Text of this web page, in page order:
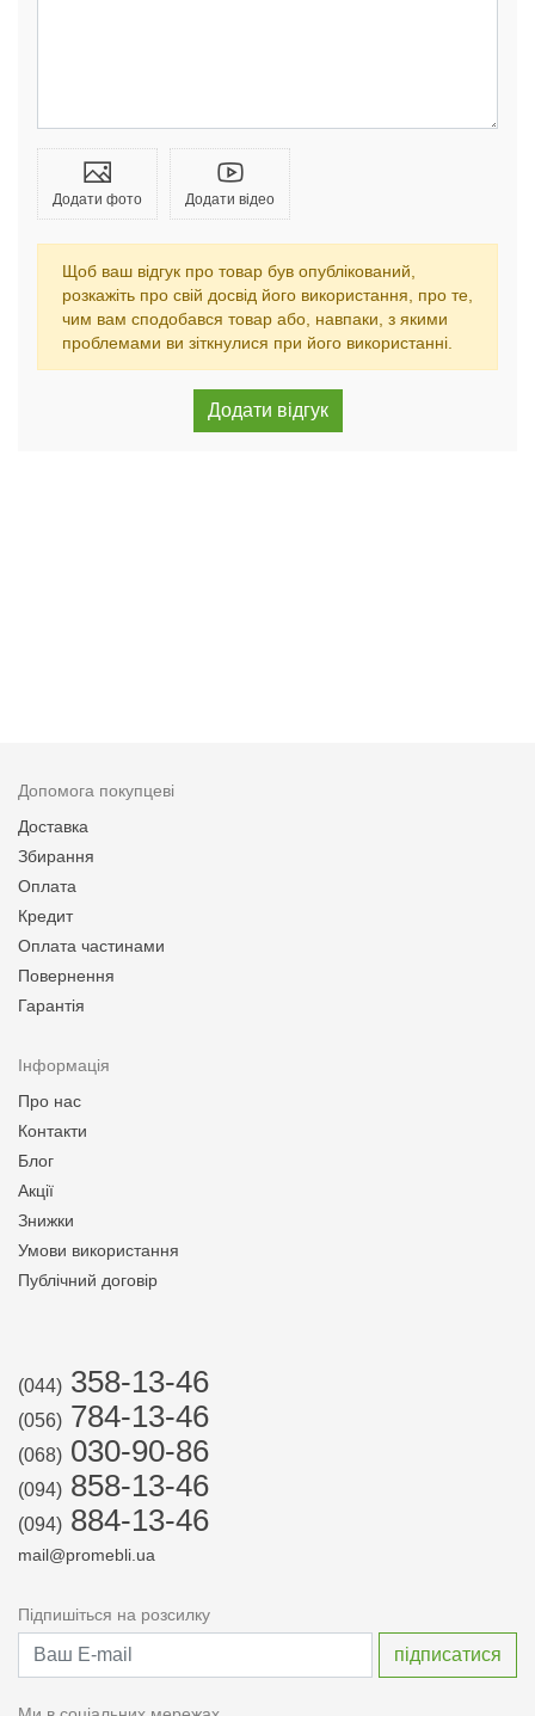
Додати фото Додати відео
Щоб ваш відгук про товар був опублікований,
розкажіть про свій досвід його використання, про те,
чим вам сподобався товар або, навпаки, з якими
проблемами ви зіткнулися при його використанні.
Допомога покупцеві
Доставка
Збирання
Оплата
Кредит
Оплата частинами
Повернення
Гарантія
Інформація
Про нас
Контакти
Блог
Акції
Знижки
Умови використання
Публічний договір
(044) 358-13-46
(056) 784-13-46
(068) 030-90-86
(094) 858-13-46
(094) 884-13-46
mail@promebli.ua
Підпишіться на розсилку